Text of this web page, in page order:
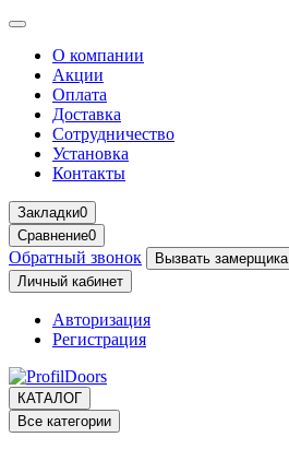
О компании
Акции
Оплата
Доставка
Сотрудничество
Установка
Контакты
Закладки0
Сравнение0
Обратный звонок
Вызвать замерщика
Личный кабинет
Авторизация
Регистрация
КАТАЛОГ
Все категории